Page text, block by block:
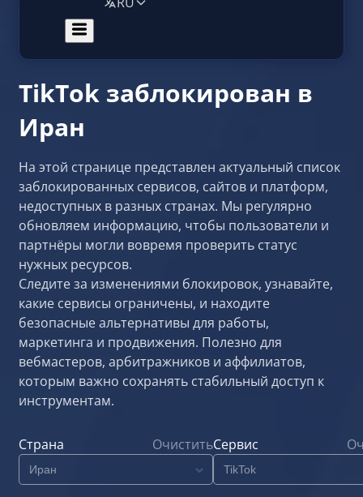
TikTok заблокирован в
Иран
На этой странице представлен актуальный список
заблокированных сервисов, сайтов и платформ,
недоступных в разных странах. Мы регулярно
обновляем информацию, чтобы пользователи и
партнёры могли вовремя проверить статус
нужных ресурсов.
Следите за изменениями блокировок, узнавайте,
какие сервисы ограничены, и находите
безопасные альтернативы для работы,
маркетинга и продвижения. Полезно для
вебмастеров, арбитражников и аффилиатов,
которым важно сохранять стабильный доступ к
инструментам.
Страна ОчиститьСервис